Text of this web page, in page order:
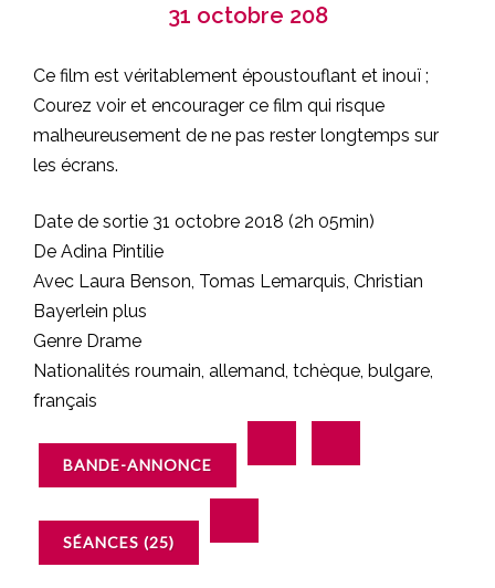
31 octobre 208
Ce film est véritablement époustouflant et inouï ;
Courez voir et encourager ce film qui risque
malheureusement de ne pas rester longtemps sur
les écrans.
Date de sortie 31 octobre 2018 (2h 05min)
De Adina Pintilie
Avec Laura Benson, Tomas Lemarquis, Christian
Bayerlein plus
Genre Drame
Nationalités roumain, allemand, tchèque, bulgare,
français
BANDE-ANNONCE
SÉANCES (25)